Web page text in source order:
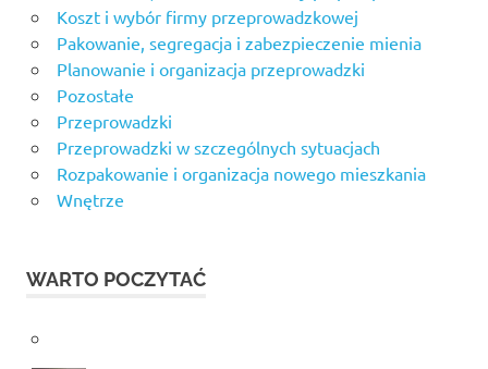
Koszt i wybór firmy przeprowadzkowej
Pakowanie, segregacja i zabezpieczenie mienia
Planowanie i organizacja przeprowadzki
Pozostałe
Przeprowadzki
Przeprowadzki w szczególnych sytuacjach
Rozpakowanie i organizacja nowego mieszkania
Wnętrze
WARTO POCZYTAĆ